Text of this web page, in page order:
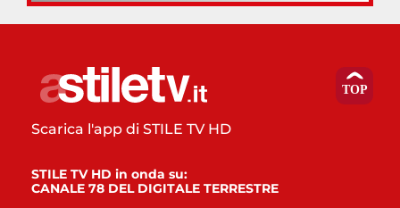
Scarica l'app di STILE TV HD
STILE TV HD in onda su:
CANALE 78 DEL DIGITALE TERRESTRE